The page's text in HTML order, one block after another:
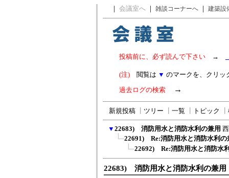
｜ 会議室へ ｜ 雑談コーナーへ ｜ 建築設
投稿前に、必ず読んで下さい →
(注) 閲覧は ▼ のマークを、クリッ
過去ログの検索 →
新規投稿 ツリー 一覧 トピック
▼ 22683) 消防用水と消防水利の兼用
22691) Re:消防用水と消防水利の
22692) Re:消防用水と消防水
22683) 消防用水と消防水利の兼用